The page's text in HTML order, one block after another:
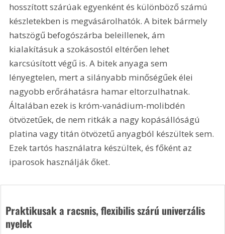
hosszított szárúak egyenként és különböző számú
készletekben is megvásárolhatók. A bitek bármely
hatszögű befogószárba beleillenek, ám
kialakításuk a szokásostól eltérően lehet
karcsúsított végű is. A bitek anyaga sem
lényegtelen, mert a silányabb minőségűek élei
nagyobb erőráhatásra hamar eltorzulhatnak.
Általában ezek is króm-vanádium-molibdén
ötvözetűek, de nem ritkák a nagy kopásállóságú
platina vagy titán ötvözetű anyagból készültek sem.
Ezek tartós használatra készültek, és főként az
iparosok használják őket.
Praktikusak a racsnis, flexibilis szárú univerzális
nyelek